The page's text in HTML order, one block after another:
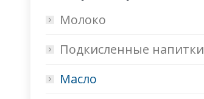
Молоко
Подкисленные напитки
Масло